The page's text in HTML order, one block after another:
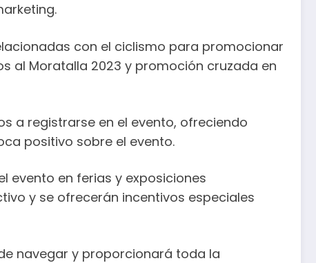
con el ciclismo para promocionar
al Moratalla 2023 y promoción cruzada en
a registrarse en el evento, ofreciendo
positivo sobre el evento.
evento en ferias y exposiciones
y se ofrecerán incentivos especiales
navegar y proporcionará toda la